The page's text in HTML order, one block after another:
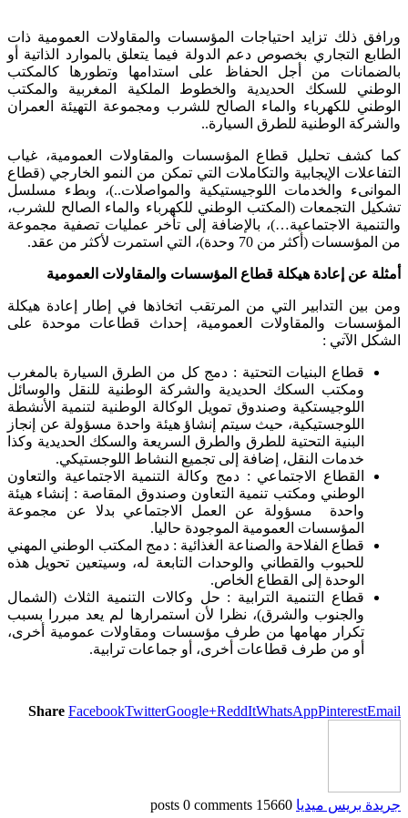
ورافق ذلك تزايد احتياجات المؤسسات والمقاولات العمومية ذات
الطابع التجاري بخصوص دعم الدولة فيما يتعلق بالموارد الذاتية أو
بالضمانات من أجل الحفاظ على استدامها وتطورها كالمكتب
الوطني للسكك الحديدية والخطوط الملكية المغربية والمكتب
الوطني للكهرباء والماء الصالح للشرب ومجموعة التهيئة العمران
والشركة الوطنية للطرق السيارة..
كما كشف تحليل قطاع المؤسسات والمقاولات العمومية، غياب
التفاعلات الإيجابية والتكاملات التي تمكن من النمو الخارجي (قطاع
الموانىء والخدمات اللوجيستيكية والمواصلات..)، وبطء مسلسل
تشكيل التجمعات (المكتب الوطني للكهرباء والماء الصالح للشرب،
والتنمية الاجتماعية…)، بالإضافة إلى تأخر عمليات تصفية مجموعة
من المؤسسات (أكثر من 70 وحدة)، التي استمرت لأكثر من عقد.
أمثلة عن إعادة هيكلة قطاع المؤسسات والمقاولات العمومية
ومن بين التدابير التي من المرتقب اتخاذها في إطار إعادة هيكلة
المؤسسات والمقاولات العمومية، إحداث قطاعات موحدة على
الشكل الآتي :
قطاع البنيات التحتية : دمج كل من الطرق السيارة بالمغرب
ومكتب السكك الحديدية والشركة الوطنية للنقل والوسائل
اللوجيستكية وصندوق تمويل الوكالة الوطنية لتنمية الأنشطة
اللوجستيكية، حيث سيتم إنشاؤ هيئة واحدة مسؤولة عن إنجاز
البنية التحتية للطرق والطرق السريعة والسكك الحديدية وكذا
خدمات النقل، إضافة إلى تجميع النشاط اللوجستيكي.
القطاع الاجتماعي : دمج وكالة التنمية الاجتماعية والتعاون
الوطني ومكتب تنمية التعاون وصندوق المقاصة : إنشاء هيئة
واحدة مسؤولة عن العمل الاجتماعي بدلا عن مجموعة
المؤسسات العمومية الموجودة حاليا.
قطاع الفلاحة والصناعة الغذائية : دمج المكتب الوطني المهني
للحبوب والقطاني والوحدات التابعة له، وسيتعين تحويل هذه
الوحدة إلى القطاع الخاص.
قطاع التنمية الترابية : حل وكالات التنمية الثلاث (الشمال
والجنوب والشرق)، نظرا لأن استمرارها لم يعد مبررا بسبب
تكرار مهامها من طرف مؤسسات ومقاولات عمومية أخرى،
أو من طرف قطاعات أخرى، أو جماعات ترابية.
Share FacebookTwitterGoogle+ReddItWhatsAppPinterestEmail
جريدة بريس ميديا 15660 posts
0 comments